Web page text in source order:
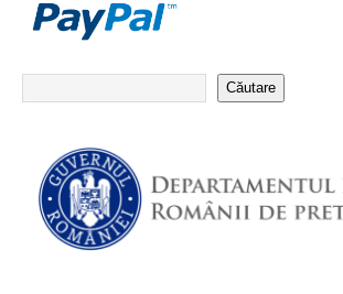
Căutare